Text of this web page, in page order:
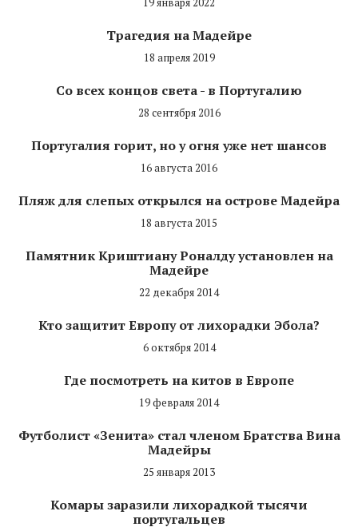
Трагедия на Мадейре
18 апреля 2019
Со всех концов света - в Португалию
28 сентября 2016
Португалия горит, но у огня уже нет шансов
16 августа 2016
Пляж для слепых открылся на острове Мадейра
18 августа 2015
Памятник Криштиану Роналду установлен на
Мадейре
22 декабря 2014
Кто защитит Европу от лихорадки Эбола?
6 октября 2014
Где посмотреть на китов в Европе
19 февраля 2014
Футболист «Зенита» стал членом Братства Вина
Мадейры
25 января 2013
Комары заразили лихорадкой тысячи
португальцев